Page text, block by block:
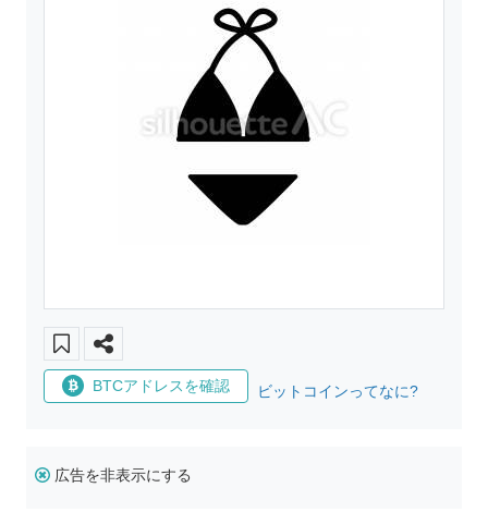
BTCアドレスを確認 ビットコインってなに?
広告を非表示にする